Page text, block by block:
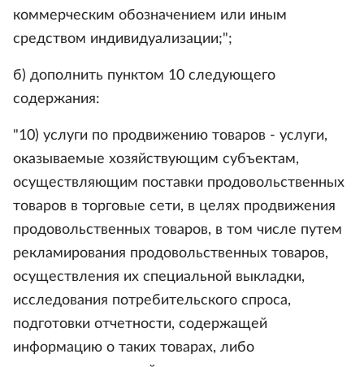
коммерческим обозначением или иным
средством индивидуализации;";
б) дополнить пунктом 10 следующего
содержания:
"10) услуги по продвижению товаров - услуги,
оказываемые хозяйствующим субъектам,
осуществляющим поставки продовольственных
товаров в торговые сети, в целях продвижения
продовольственных товаров, в том числе путем
рекламирования продовольственных товаров,
осуществления их специальной выкладки,
исследования потребительского спроса,
подготовки отчетности, содержащей
информацию о таких товарах, либо